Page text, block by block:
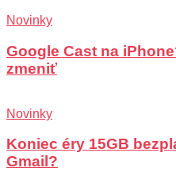
Novinky
Google Cast na
zmeniť
Novinky
Koniec éry 15GB
Gmail?